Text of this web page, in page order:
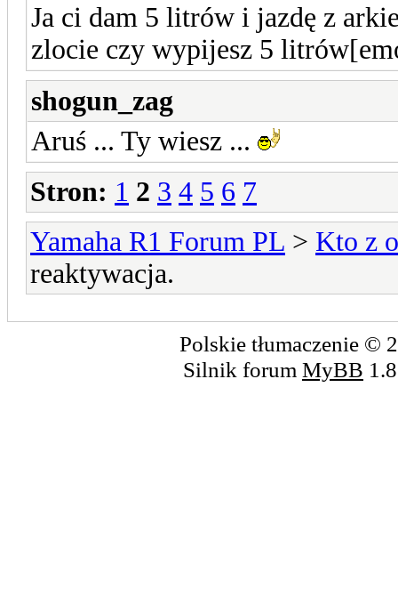
Ja ci dam 5 litrów i jazdę z
zlocie czy wypijesz 5
shogun_zag
Aruś ... Ty wiesz ...
Stron: 1 2 3 4 5 6 7
Yamaha R1 Forum PL > Kto z
reaktywacja.
Polskie tłumaczenie ©
Silnik forum MyBB